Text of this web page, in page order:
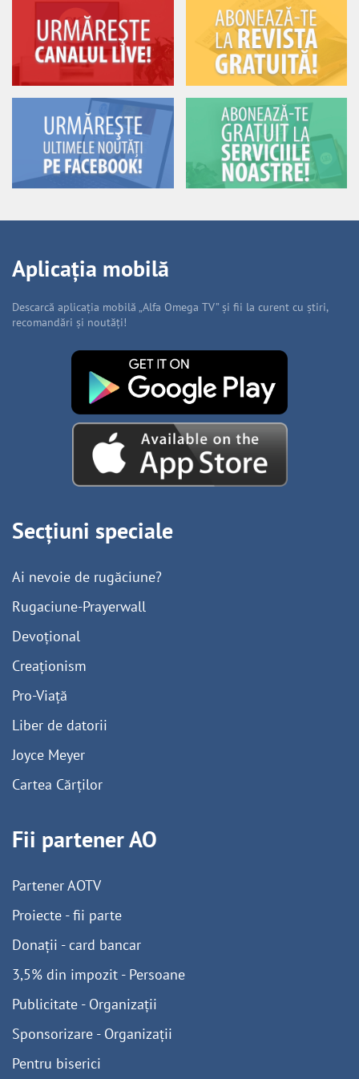
Aplicația mobilă
Descarcă aplicația mobilă „Alfa Omega TV” și fii la curent cu știri,
recomandări și noutăți!
Secțiuni speciale
Ai nevoie de rugăciune?
Rugaciune-Prayerwall
Devoțional
Creaționism
Pro-Viață
Liber de datorii
Joyce Meyer
Cartea Cărților
Fii partener AO
Partener AOTV
Proiecte - fii parte
Donații - card bancar
3,5% din impozit - Persoane
Publicitate - Organizații
Sponsorizare - Organizații
Pentru biserici